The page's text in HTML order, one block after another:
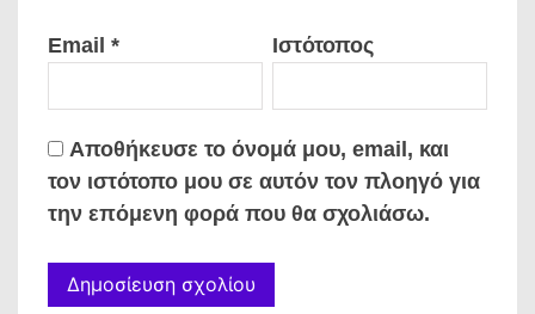
Email * Ιστότοπος
Αποθήκευσε το όνομά μου, email, και
τον ιστότοπο μου σε αυτόν τον πλοηγό για
την επόμενη φορά που θα σχολιάσω.